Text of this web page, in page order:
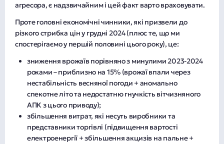
агресора, є надзвичайним і цей факт варто враховувати.
Проте головні економічні чинники, які призвели до
різкого стрибка цін у грудні 2024 (плюс те, що ми
спостерігаємо у першій половині цього року), це:
зниження врожаїв порівняно з минулими 2023-2024
роками – приблизно на 15% (врожаї впали через
нестабільність весняної погоди + аномально
спекотне літо та недостатню гнучкість вітчизняного
АПК з цього приводу);
збільшення витрат, які несуть виробники та
представники торгівлі (підвищення вартості
електроенергії + збільшення акцизів на пальне +